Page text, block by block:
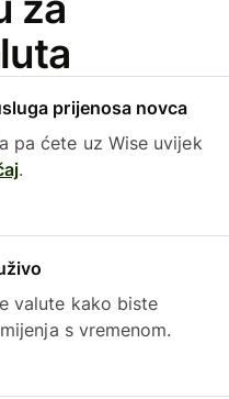
prijenosa novca
pa ćete uz Wise uvijek
.
valute kako biste
s vremenom.